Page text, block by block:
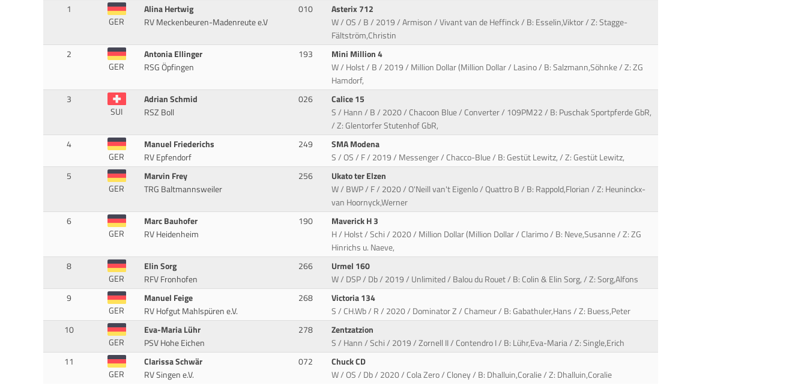
1
GER
Alina Hertwig
RV Meckenbeuren-Madenreute e.V
010
Asterix 712
W / OS / B / 2019 / Armison / Vivant van de Heffinck / B: Esselin,Viktor / Z: Stagge-
Fältström,Christin
2
GER
Antonia Ellinger
RSG Öpfingen
193
Mini Million 4
W / Holst / B / 2019 / Million Dollar (Million Dollar / Lasino / B: Salzmann,Söhnke / Z: ZG
Hamdorf,
3
SUI
Adrian Schmid
RSZ Boll
026
Calice 15
S / Hann / B / 2020 / Chacoon Blue / Converter / 109PM22 / B: Puschak Sportpferde GbR,
/ Z: Glentorfer Stutenhof GbR,
4
GER
Manuel Friederichs
RV Epfendorf
249
SMA Modena
S / OS / F / 2019 / Messenger / Chacco-Blue / B: Gestüt Lewitz, / Z: Gestüt Lewitz,
5
GER
Marvin Frey
TRG Baltmannsweiler
256
Ukato ter Elzen
W / BWP / F / 2020 / O'Neill van't Eigenlo / Quattro B / B: Rappold,Florian / Z: Heuninckx-
van Hoornyck,Werner
6
GER
Marc Bauhofer
RV Heidenheim
190
Maverick H 3
H / Holst / Schi / 2020 / Million Dollar (Million Dollar / Clarimo / B: Neve,Susanne / Z: ZG
Hinrichs u. Naeve,
8
GER
Elin Sorg
RFV Fronhofen
266
Urmel 160
W / DSP / Db / 2019 / Unlimited / Balou du Rouet / B: Colin & Elin Sorg, / Z: Sorg,Alfons
9
GER
Manuel Feige
RV Hofgut Mahlspüren e.V.
268
Victoria 134
S / CH.Wb / R / 2020 / Dominator Z / Chameur / B: Gabathuler,Hans / Z: Buess,Peter
10
GER
Eva-Maria Lühr
PSV Hohe Eichen
278
Zentzatzion
S / Hann / Schi / 2019 / Zornell II / Contendro I / B: Lühr,Eva-Maria / Z: Single,Erich
11
GER
Clarissa Schwär
RV Singen e.V.
072
Chuck CD
W / OS / Db / 2020 / Cola Zero / Cloney / B: Dhalluin,Coralie / Z: Dhalluin,Coralie